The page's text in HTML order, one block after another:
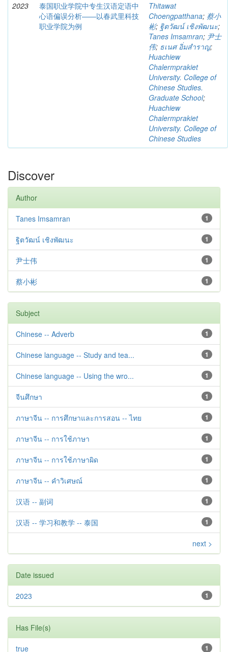
2023
泰国职业学院中专生汉语定语中
心语偏误分析——以春武里科技
职业学院为例
Thitawat
Choengpatthana; 蔡小
彬; ฐิตวัฒน์ เชิงพัฒนะ;
Tanes Imsamran; 尹士
伟; ธเนศ อิ่มสำราญ;
Huachiew
Chalermprakiet
University. College of
Chinese Studies.
Graduate School;
Huachiew
Chalermprakiet
University. College of
Chinese Studies
Discover
Author
1
Tanes Imsamran
1
ฐิตวัฒน์ เชิงพัฒนะ
1
尹士伟
1
蔡小彬
Subject
1
Chinese -- Adverb
1
Chinese language -- Study and tea...
1
Chinese language -- Using the wro...
1
จีนศึกษา
1
ภาษาจีน -- การศึกษาและการสอน -- ไทย
1
ภาษาจีน -- การใช้ภาษา
1
ภาษาจีน -- การใช้ภาษาผิด
1
ภาษาจีน -- คำวิเศษณ์
1
汉语 -- 副词
1
汉语 -- 学习和教学 -- 泰国
next >
Date issued
1
2023
Has File(s)
1
true